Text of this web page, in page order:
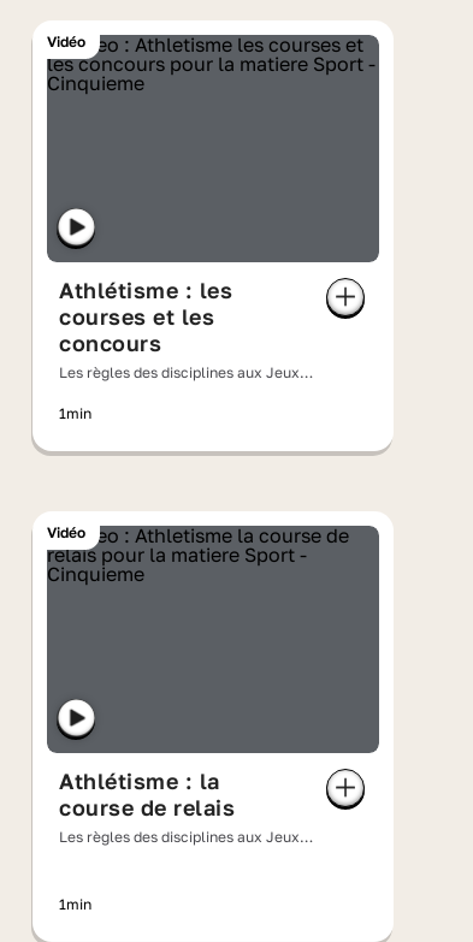
Vidéo
Athlétisme : les
courses et les
concours
Les règles des disciplines aux Jeux
1min
Vidéo
Athlétisme : la
course de relais
Les règles des disciplines aux Jeux
1min